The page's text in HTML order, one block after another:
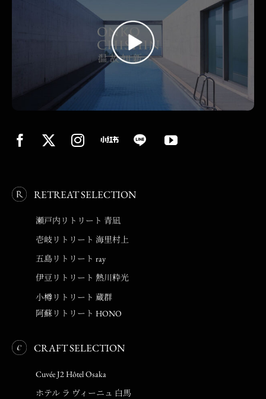
RETREAT SELECTION
瀬戸内リトリート 青凪
壱岐リトリート 海里村上
五島リトリート ray
伊豆リトリート 熱川粋光
小樽リトリート 蔵群
阿蘇リトリート HONO
CRAFT SELECTION
Cuvée J2 Hôtel Osaka
ホテル ラ ヴィーニュ 白馬